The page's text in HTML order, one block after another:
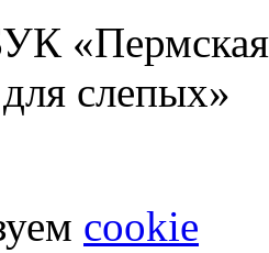
«Пермская
слепых»
cookie